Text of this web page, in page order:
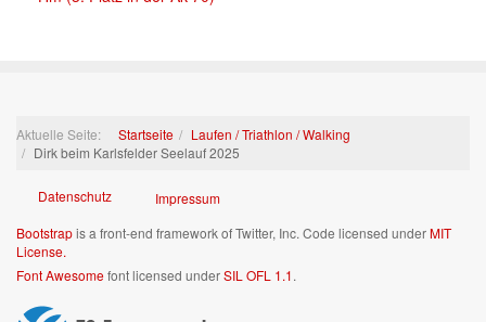
Aktuelle Seite: Startseite
Laufen / Triathlon / Walking
Dirk beim Karlsfelder Seelauf 2025
Datenschutz
Impressum
Bootstrapis a front-end framework of Twitter, Inc. Code licensed underMIT
License.
Font Awesomefont licensed underSIL OFL 1.1.